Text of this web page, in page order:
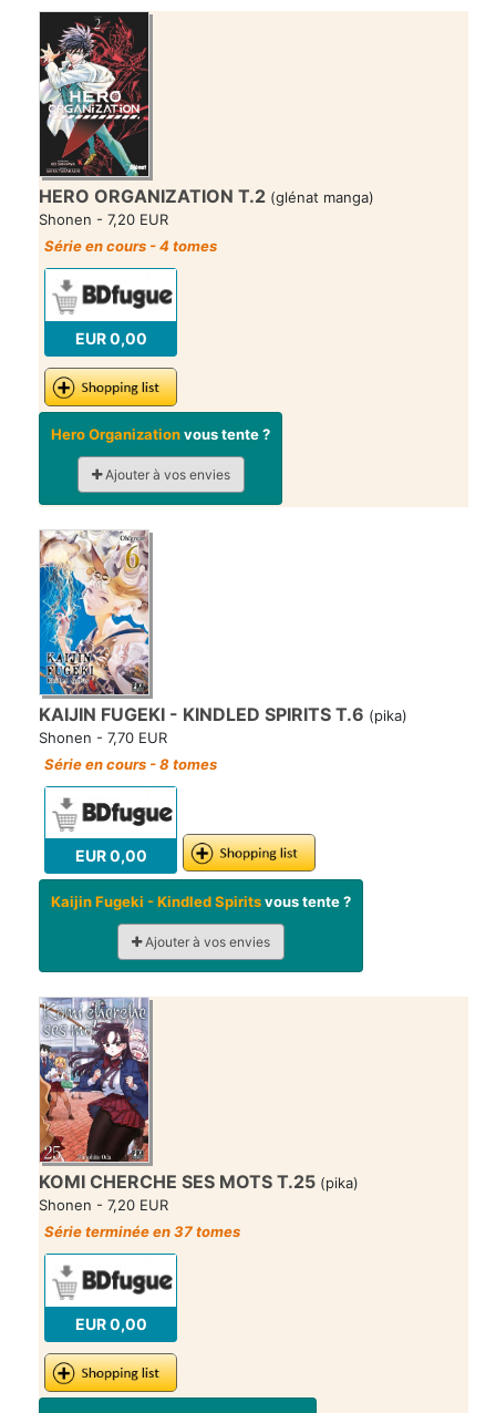
HERO ORGANIZATION T.2 (glénat manga)
Shonen - 7,20 EUR
Série en cours - 4 tomes
EUR 0,00
Hero Organizationvous tente ?
Ajouter à vos envies
KAIJIN FUGEKI - KINDLED SPIRITS T.6 (pika)
Shonen - 7,70 EUR
Série en cours - 8 tomes
EUR 0,00
Kaijin Fugeki - Kindled Spiritsvous tente ?
Ajouter à vos envies
KOMI CHERCHE SES MOTS T.25 (pika)
Shonen - 7,20 EUR
Série terminée en 37 tomes
EUR 0,00